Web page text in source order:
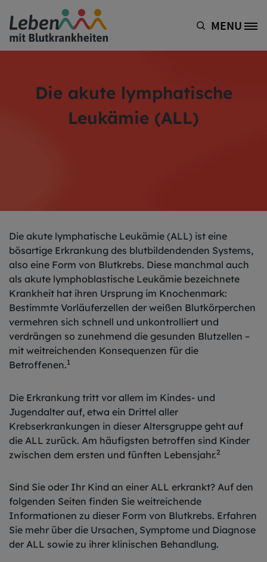
Site Logo MENU
Die akute lymphatische
Leukämie (ALL)
Die akute lymphatische Leukämie (ALL) ist eine
bösartige Erkrankung des blutbildendenden Systems,
also eine Form von Blutkrebs. Diese manchmal auch
als akute lymphoblastische Leukämie bezeichnete
Krankheit hat ihren Ursprung im Knochenmark:
Bestimmte Vorläuferzellen der weißen Blutkörperchen
vermehren sich schnell und unkontrolliert und
verdrängen so zunehmend die gesunden Blutzellen –
mit weitreichenden Konsequenzen für die
Betroffenen.1
Die Erkrankung tritt vor allem im Kindes- und
Jugendalter auf, etwa ein Drittel aller
Krebserkrankungen in dieser Altersgruppe geht auf
die ALL zurück. Am häufigsten betroffen sind Kinder
zwischen dem ersten und fünften Lebensjahr.2
Sind Sie oder Ihr Kind an einer ALL erkrankt? Auf den
folgenden Seiten finden Sie weitreichende
Informationen zu dieser Form von Blutkrebs. Erfahren
Sie mehr über die Ursachen, Symptome und Diagnose
der ALL sowie zu ihrer klinischen Behandlung.